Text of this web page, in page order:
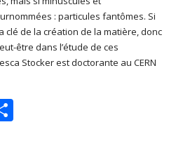
Deezer
PocketCasts
RSS
: particules fantômes. Si
clé de la création de la matière, donc
être dans l’étude de ces
Stocker est doctorante au CERN